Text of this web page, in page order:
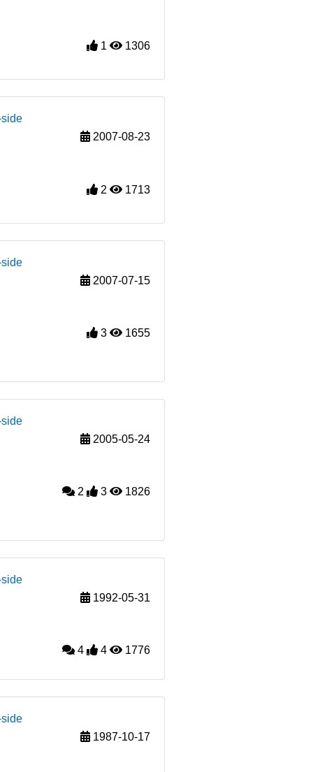
1 1306
2007-08-23
2 1713
2007-07-15
3 1655
2005-05-24
2 3 1826
1992-05-31
4 4 1776
1987-10-17